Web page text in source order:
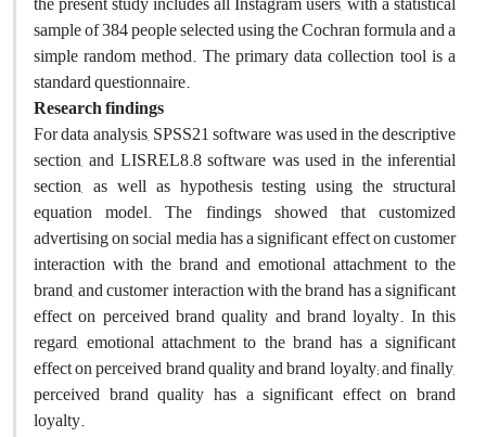
sample of 384 people selected using the Cochran formula and a
simple random method. The primary data collection tool is a
standard questionnaire.
Research findings
For data analysis, SPSS21 software was used in the descriptive
section, and LISREL8.8 software was used in the inferential
section, as well as hypothesis testing using the structural
equation model. The findings showed that customized
advertising on social media has a significant effect on customer
interaction with the brand and emotional attachment to the
brand, and customer interaction with the brand has a significant
effect on perceived brand quality and brand loyalty. In this
regard, emotional attachment to the brand has a significant
effect on perceived brand quality and brand loyalty; and finally,
perceived brand quality has a significant effect on brand
loyalty.